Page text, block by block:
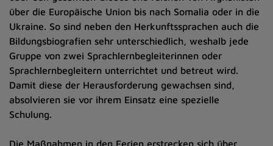
über die Europäische Union bis nach Somalia oder in die
Ukraine. So sind neben den Herkunftssprachen auch die
Bildungsbiografien sehr unterschiedlich, weshalb jede
Gruppe von zwei Sprachlernbegleiterinnen oder
Sprachlernbegleitern unterrichtet und betreut wird.
Damit diese der Herausforderung gewachsen sind,
absolvieren sie vor ihrem Einsatz eine spezielle
Schulung.
Die Maßnahmen in den Ferien erstrecken sich über